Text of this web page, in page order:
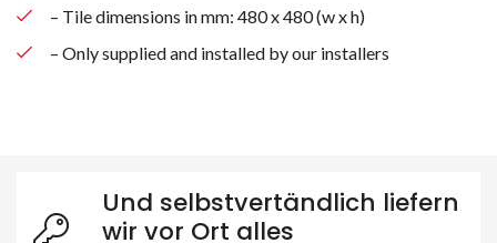
– Tile dimensions in mm: 480 x 480 (w x h)
– Only supplied and installed by our installers
Und selbstvertändlich liefern
wir vor Ort alles